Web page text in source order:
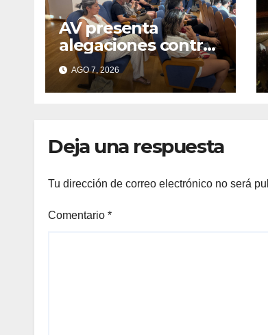
AV presenta
alegaciones contra
la ordenanza de
residuos del
Morrazo por
“desproporcionada
AGO 7, 2026
Deja una respuesta
Tu dirección de correo electrónico no será
Comentario *